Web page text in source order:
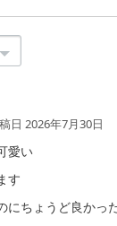
チョコ･オーガニ
チョコ･オーガニッ
日 2026年7月30日
愛い
す
にちょうど良かっ